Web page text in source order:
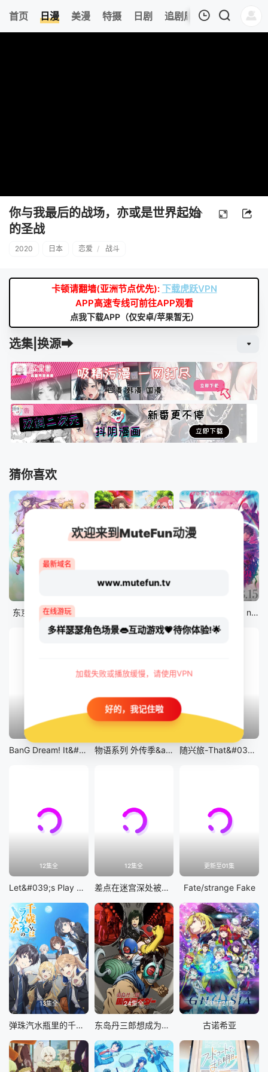
首页 日漫 美漫 特摄 日剧 追剧周表 今日更新
你与我最后的战场，亦或是世界起始
的圣战
2020 日本 恋爱 / 战斗
卡顿请翻墙(亚洲节点优先): 下载虎跃VPN
APP高速专线可前往APP观看
点我下载APP（仅安卓/苹果暂无）
选集|换源➡
猜你喜欢
东京猫猫 NEW～♡ 剧场版 Fate/stay night [Heaven&#039;s Feel] III.spring song
BanG Dream! It&#039;s MyGO!!!!! 物语系列 外传季&amp;怪物季 随兴旅-That&#039;s Journey-
12集全
Let&#039;s Play 充满挑战的人生
12集全
差点在迷宫深处被信任的伙伴杀掉，但靠着天赐技能「无限扭蛋」获得等级9999的伙伴，我要向前队友和世界展开复仇&amp;「给他们好看！」
更新至01集
Fate/strange Fake
13集全
弹珠汽水瓶里的千岁同学
24集全
东岛丹三郎想成为假面骑士
更新至21集
古诺希亚
欢迎来到MuteFun动漫
最新域名
www.mutefun.tv
在线游玩
多样瑟瑟角色场景👄互动游戏💗待你体验!🌟
加载失败或播放缓慢，请使用VPN
好的，我记住啦